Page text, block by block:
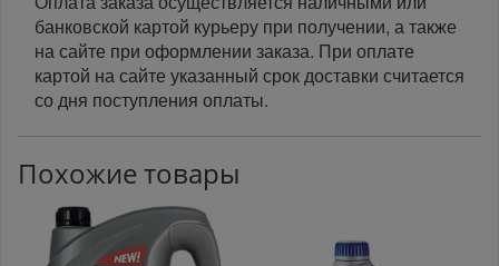
банковской картой курьеру при получении, а также
на сайте при оформлении заказа. При оплате
картой на сайте указанный срок доставки считается
со дня поступления оплаты.
Похожие товары